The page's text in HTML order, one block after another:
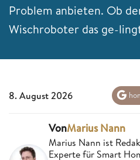
Problem anbieten. Ob
Wischroboter das ge-
8. August 2026
VonMarius Nann
Marius Nann ist
Experte für Smart